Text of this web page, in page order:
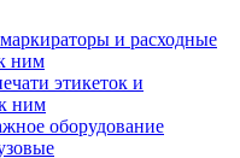
и расходные
ним
этикеток и
ним
оборудование